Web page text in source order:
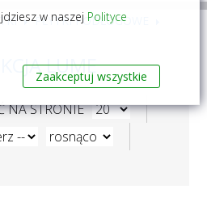
PŁYTKI PODŁOGOWE
LUME
NA STRONIE
w naszej Polityce
Zaakceptuj wszystkie